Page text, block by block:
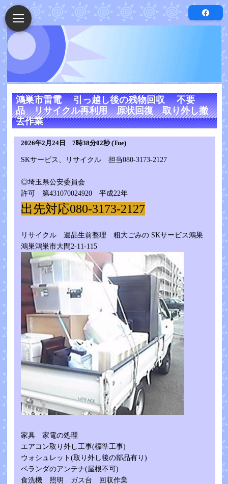
鴻巣市雷電 引っ越し後の残物回収 不要
品 リサイクル再利用 原状回復 取り外し撤
去作業
2026年2月24日 7時38分02秒 (Tue)
SKサービス、リサイクル 担当080-3173-2127
◎埼玉県公安委員会
許可 第431070024920 平成22年
出先対応080-3173-2127
リサイクル 遺品生前整理 粗大ごみの SKサービス鴻巣
鴻巣鴻巣市大間2-11-115
家具 家電の処理
エアコン取り外し工事(標準工事)
ウォシュレット(取り外し後の部品有り)
ベランダのアンテナ(屋根不可)
食洗機 照明 ガス台 回収作業